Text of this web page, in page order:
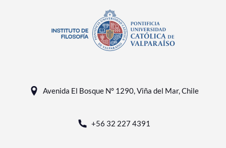
Avenida El Bosque N° 1290, Viña del Mar, Chile
+56 32 227 4391